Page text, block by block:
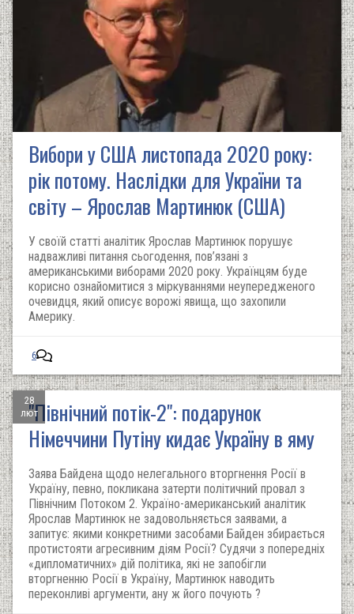
Вибори у США листопада 2020 року:
рік потому. Наслідки для України та
світу – Ярослав Мартинюк (США)
У своїй статті аналітик Ярослав Мартинюк порушує
надважливі питання сьогодення, пов’язані з
американськими виборами 2020 року. Українцям буде
корисно ознайомитися з міркуваннями неупередженого
очевидця, який описує ворожі явища, що захопили
Америку.
6
28
лют"Північний потік-2": подарунок
Німеччини Путіну кидає Україну в яму
Заява Байдена щодо нелегального вторгнення Росії в
Україну, певно, покликана затерти політичний провал з
Північним Потоком 2. Україно-американський аналітик
Ярослав Мартинюк не задовольняється заявами, а
запитує: якими конкретними засобами Байден збирається
протистояти агресивним діям Росії? Судячи з попередніх
«дипломатичних» дій політика, які не запобігли
вторгненню Росії в Україну, Мартинюк наводить
переконливі аргументи, ану ж його почують ?